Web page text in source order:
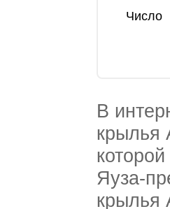
Число
В
крылья
Яуза-
крылья